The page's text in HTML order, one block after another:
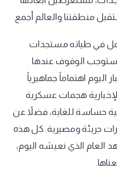
منطقتنا والعالم أجمع.
في طياته مستجدات
الوقوف عندها
اهتماماً جماهيرياً
هجمات عسكرية
حساسة للغاية، فضلاً عن
جريئة ومصيرية. كل هذه
العام الذي نعيشه اليوم،